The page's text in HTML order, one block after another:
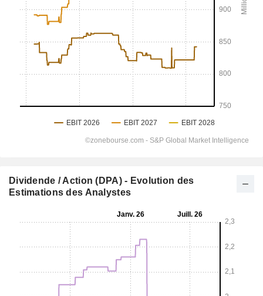
Dividende / Action (DPA) - Evolution des
Estimations des Analystes